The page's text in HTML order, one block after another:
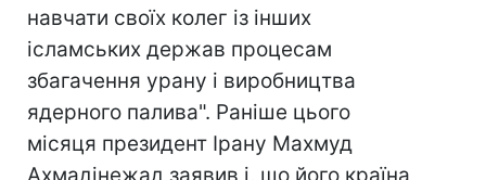
навчати своїх колег із інших
ісламських держав процесам
збагачення урану і виробництва
ядерного палива". Раніше цього
місяця президент Ірану Махмуд